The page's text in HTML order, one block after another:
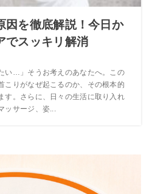
因を徹底解説！今日か
でスッキリ解消
い…」そうお考えのあなたへ。この
こりがなぜ起こるのか、その根本的
す。さらに、日々の生活に取り入れ
ッサージ、姿...